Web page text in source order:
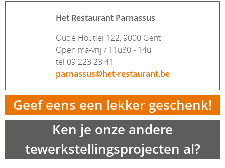
Het Restaurant Parnassus
Oude Houtlei 122, 9000 Gent
Open ma-vrij / 11u30 - 14u
tel 09 223 23 41
parnassus@het-restaurant.be
Geef eens een lekker geschenk!
Ken je onze andere
tewerkstellingsprojecten al?